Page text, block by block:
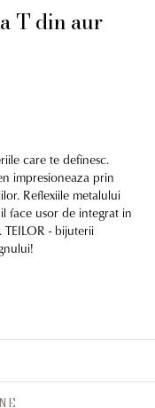
T din aur
care te definesc.
impresioneaza prin
Reflexiile metalului
face usor de integrat in
- bijuterii